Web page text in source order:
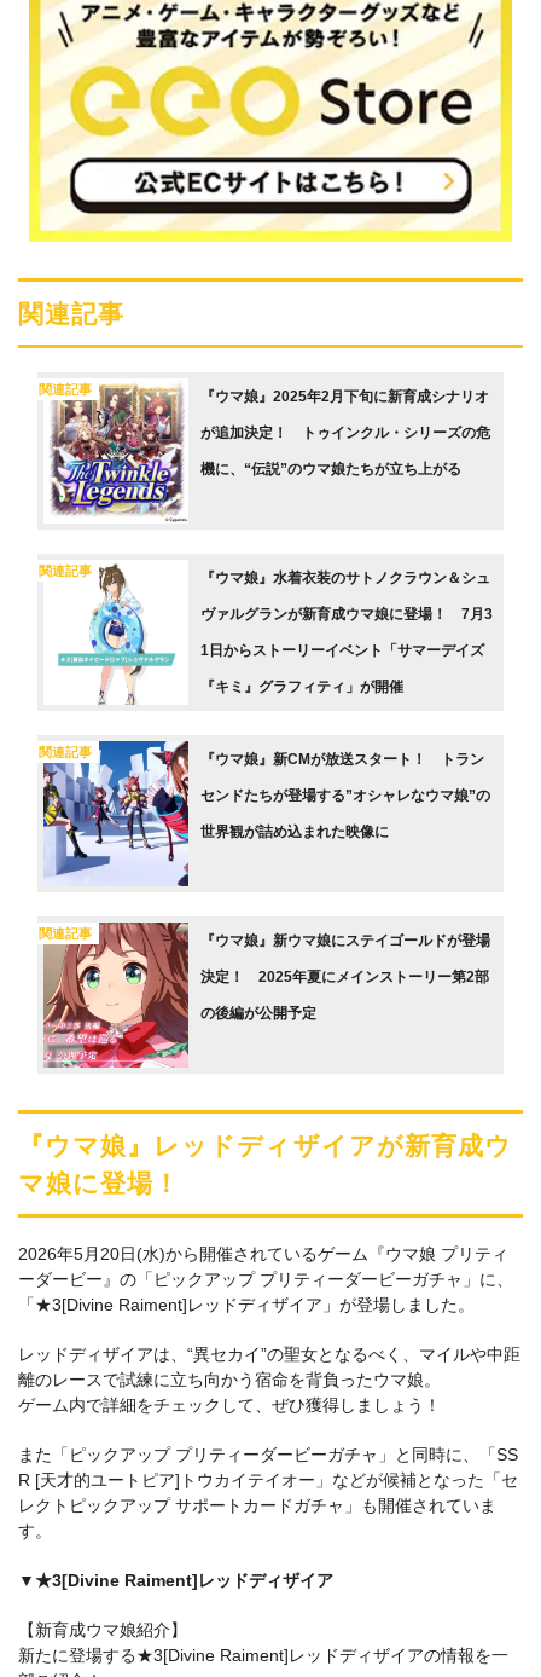
関連記事
関連記事 『ウマ娘』2025年2月下旬に新育成シナリオ
が追加決定！ トゥインクル・シリーズの危
機に、“伝説”のウマ娘たちが立ち上がる
関連記事 『ウマ娘』水着衣装のサトノクラウン＆シュ
ヴァルグランが新育成ウマ娘に登場！ 7月3
1日からストーリーイベント「サマーデイズ
『キミ』グラフィティ」が開催
関連記事 『ウマ娘』新CMが放送スタート！ トラン
センドたちが登場する”オシャレなウマ娘”の
世界観が詰め込まれた映像に
関連記事 『ウマ娘』新ウマ娘にステイゴールドが登場
決定！ 2025年夏にメインストーリー第2部
の後編が公開予定
『ウマ娘』レッドディザイアが新育成ウ
マ娘に登場！
2026年5月20日(水)から開催されているゲーム『ウマ娘 プリティ
ーダービー』の「ピックアップ プリティーダービーガチャ」に、
「★3[Divine Raiment]レッドディザイア」が登場しました。
レッドディザイアは、“異セカイ”の聖女となるべく、マイルや中距
離のレースで試練に立ち向かう宿命を背負ったウマ娘。
ゲーム内で詳細をチェックして、ぜひ獲得しましょう！
また「ピックアップ プリティーダービーガチャ」と同時に、「SS
R [天才的ユートピア]トウカイテイオー」などが候補となった「セ
レクトピックアップ サポートカードガチャ」も開催されていま
す。
▼★3[Divine Raiment]レッドディザイア
【新育成ウマ娘紹介】
新たに登場する★3[Divine Raiment]レッドディザイアの情報を一